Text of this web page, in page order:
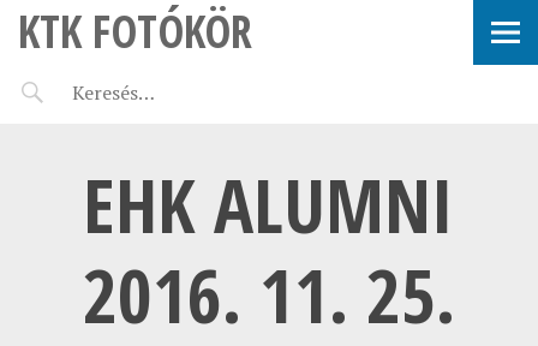
KTK FOTÓKÖR
EHK ALUMNI
2016. 11. 25.